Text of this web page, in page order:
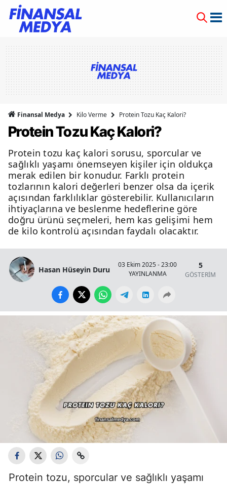
Finansal Medya Kilo Verme Protein Tozu Kaç Kalori?
Protein Tozu Kaç Kalori?
Protein tozu kaç kalori sorusu, sporcular ve
sağlıklı yaşamı önemseyen kişiler için oldukça
merak edilen bir konudur. Farklı protein
tozlarının kalori değerleri benzer olsa da içerik
açısından farklılıklar gösterebilir. Kullanıcıların
ihtiyaçlarına ve beslenme hedeflerine göre
doğru ürünü seçmeleri, hem kas gelişimi hem
de kilo kontrolü açısından faydalı olacaktır.
Hasan Hüseyin Duru
03 Ekim 2025 - 23:00
YAYINLANMA
5
GÖSTERİM
Protein tozu, sporcular ve sağlıklı yaşamı